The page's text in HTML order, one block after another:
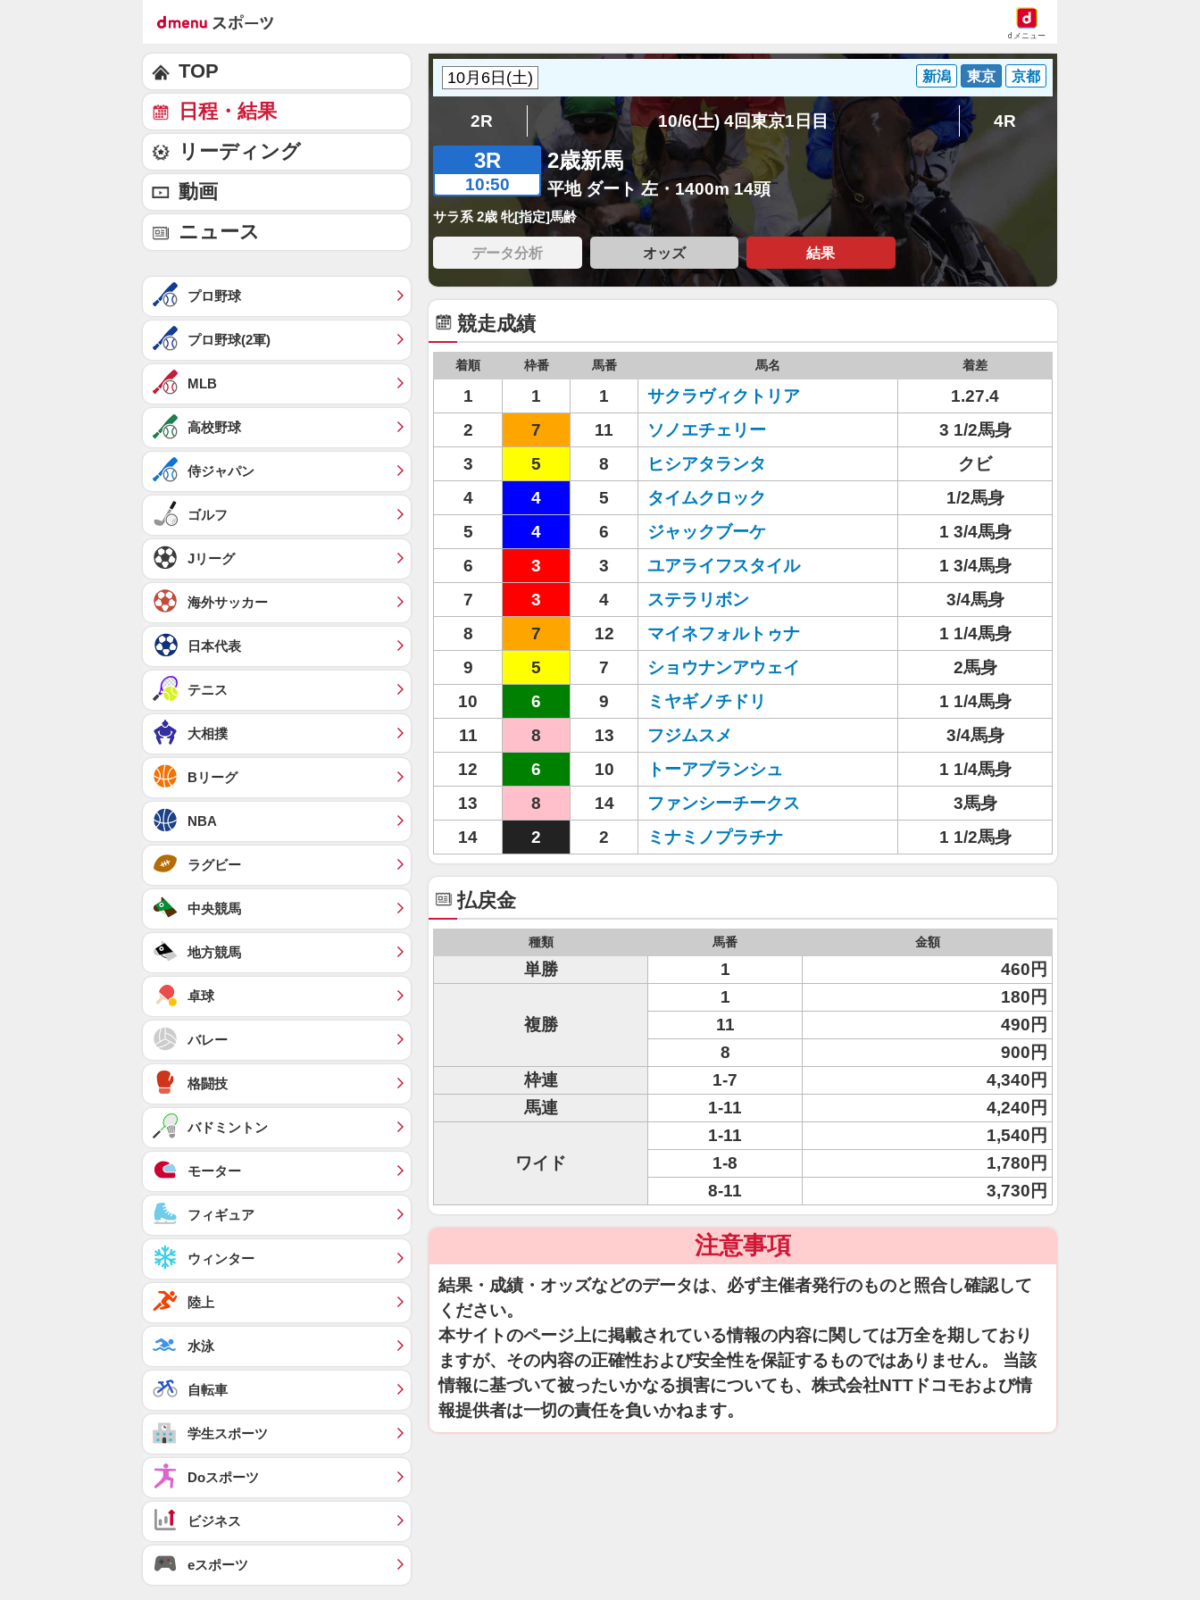
dメニュー
新潟 東京 京都
2R 10/6(土) 4回東京1日目 4R
3R
10:50
2歳新馬
平地 ダート 左・1400m 14頭
サラ系 2歳 牝[指定]馬齢
データ分析 オッズ 結果
競走成績
着順 枠番 馬番 馬名 着差
1 1 1 サクラヴィクトリア
1.27.4
2
7 11 ソノエチェリー
3 1/2馬身
3
5 8 ヒシアタランタ
クビ
4
4 5 タイムクロック
1/2馬身
5
4 6 ジャックブーケ
1 3/4馬身
6
3 3 ユアライフスタイル
1 3/4馬身
7
3 4 ステラリボン
3/4馬身
8
7 12 マイネフォルトゥナ
1 1/4馬身
9
5 7 ショウナンアウェイ
2馬身
10
6 9 ミヤギノチドリ
1 1/4馬身
11
8 13 フジムスメ
3/4馬身
12
6 10 トーアブランシュ
1 1/4馬身
13
8 14 ファンシーチークス
3馬身
14
2 2 ミナミノプラチナ 1 1/2馬身
払戻金
種類 馬番 金額
単勝 1 460円
複勝
1
180円
11
490円
8
900円
枠連
1-7
4,340円
馬連
1-11 4,240円
ワイド
1-11
1,540円
1-8
1,780円
8-11
3,730円
注意事項
結果・成績・オッズなどのデータは、必ず主催者発行のものと照合し確認して
ください。
本サイトのページ上に掲載されている情報の内容に関しては万全を期しており
ますが、その内容の正確性および安全性を保証するものではありません。 当該
情報に基づいて被ったいかなる損害についても、株式会社NTTドコモおよび情
報提供者は一切の責任を負いかねます。
TOP
日程・結果
リーディング
動画
ニュース
プロ野球
プロ野球(2軍)
MLB
高校野球
侍ジャパン
ゴルフ
Jリーグ
海外サッカー
日本代表
テニス
大相撲
Bリーグ
NBA
ラグビー
中央競馬
地方競馬
卓球
バレー
格闘技
バドミントン
モーター
フィギュア
ウィンター
陸上
水泳
自転車
学生スポーツ
Doスポーツ
ビジネス
eスポーツ